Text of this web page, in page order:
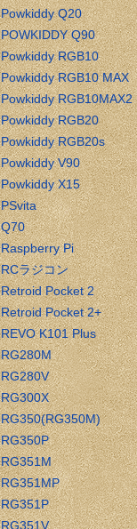
Powkiddy Q20
POWKIDDY Q90
Powkiddy RGB10
Powkiddy RGB10 MAX
Powkiddy RGB10MAX2
Powkiddy RGB20
Powkiddy RGB20s
Powkiddy V90
Powkiddy X15
PSvita
Q70
Raspberry Pi
RCラジコン
Retroid Pocket 2
Retroid Pocket 2+
REVO K101 Plus
RG280M
RG280V
RG300X
RG350(RG350M)
RG350P
RG351M
RG351MP
RG351P
RG351V